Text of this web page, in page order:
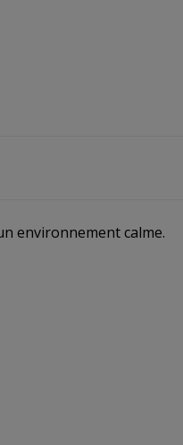
environnement calme.